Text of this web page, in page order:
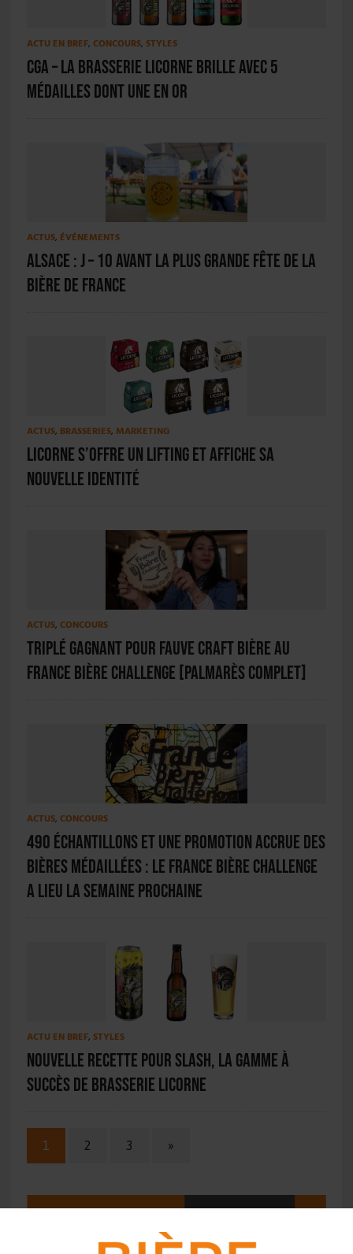
ACTU EN BREF, CONCOURS, STYLES
CGA – La Brasserie Licorne brille avec 5
médailles dont une en or
ACTUS, ÉVÉNEMENTS
Alsace : J – 10 avant la plus grande fête de la
bière de France
ACTUS, BRASSERIES, MARKETING
Licorne s’offre un lifting et affiche sa
nouvelle identité
ACTUS, CONCOURS
Triplé gagnant pour Fauve Craft Bière au
France Bière Challenge [PALMARÈS COMPLET]
ACTUS, CONCOURS
490 échantillons et une promotion accrue des
bières médaillées : le France Bière Challenge
a lieu la semaine prochaine
ACTU EN BREF, STYLES
Nouvelle recette pour Slash, la gamme à
succès de Brasserie Licorne
1 2 3 »